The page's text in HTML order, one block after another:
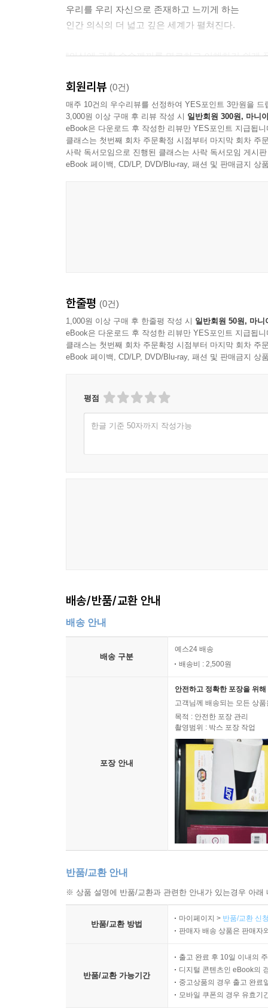
우리를 우리 자신으로 존재하고 느끼게 하는
인간 의식의 더 넓고 깊은 세계가 펼쳐진다.
“의식에 관한 수수께끼를 명료하고 이해하기 쉽게
최신 이론까지 접하기에 이른다. 두 저자가 의식
대화는 철학적으로 깊이가 있다. 더불어 즐겁게 읽
_데이비드 차머스, 호주국립대 의식연구소 전 소장
“의식 문제를 명쾌하게 다룬다. … 첫 장을 펼치자
_존 하일, 워싱턴대 세인트루이스·모내시대 교수
어떻게 지각하느냐에 달려 있다는 거야. 네 마
거라면, 냄새 자체는 같아. 하지만 우리가 냄새
지각하느냐는 객관적인 문제여야 한다고 봐. 그저
뭐래도 영원한 영혼의 존재를 믿”는다고 말하
나타내고, 감정을 품는 뇌(마음)도 함께 썩었을
문제를 본격적인 철학 논의로 끌어오며 그 유명
결정하는가는 또 다른 문제다. 영혼이 존재한다
명저로 꼽히는 『인간 본성에 관한 논고』, 보헤
누스에 이어 등장한 인물은 과학도서관에서 온
디프블루는 인류 역사상 최고의 체스 선수인
대상이라고 여겨져왔다. 심지어 마음은 물리적
과학적으로 증명되고 설명될 수 있다는 사실도 어
과학이 마음이 작동하는 방식 혹은 의식과정, 나
벨라에게 포넨스는 또 다른 의식 개념이 있음을
컴퓨터가 뭐라도 느끼긴 할까? 자기 점검을 포
현상이 추가된 것은 아니라는 벨라에게 포넨스는
어떤 느낌일까?」에서 제시한 반향정위 개념 등을
1. 어떻게 주관적으로 보이는 현상적 속성이 사실
2. 우리에겐 그런 틀이 없다.
3. 그러므로, 우리는 물리주의가 어떻게 참일 수 있
네이글의 논증에 따르면 과학은 물리주의가 참
사례로서 가상의 인물 ‘메리’를 끌어온다. 평생
나와 난생처음 빨간 장미를 본다면, 물리적 진리
말할 수 있을까? 지식 논증은 이를 그럴듯하게 설
회원리뷰 (0건)
매주 10건의 우수리뷰를 선정하여 YES포인트 3만원을 드
3,000원 이상 구매 후 리뷰 작성 시 일반회원 300원, 마니
eBook은 다운로드 후 작성한 리뷰만 YES포인트 지급됩니
클래스는 첫번째 회차 주문확정 시점부터 마지막 회차 주
사락 독서모임으로 진행된 클래스는 사락 독서모임 게시
eBook 페이백, CD/LP, DVD/Blu-ray, 패션 및 판매금지 상
한줄평 (0건)
1,000원 이상 구매 후 한줄평 작성 시 일반회원 50원, 마니
eBook은 다운로드 후 작성한 리뷰만 YES포인트 지급됩니
클래스는 첫번째 회차 주문확정 시점부터 마지막 회차 주
eBook 페이백, CD/LP, DVD/Blu-ray, 패션 및 판매금지 상
평점
한글 기준 50자까지 작성가능
배송/반품/교환 안내
배송 안내
배송 구분
예스24 배송
배송비 : 2,500원
포장 안내
안전하고 정확한 포장을 위
고객님께 배송되는 모든 상
목적 : 안전한 포장 관리
촬영범위 : 박스 포장 작업
반품/교환 안내
※ 상품 설명에 반품/교환과 관련한 안내가 있는경우 아
반품/교환 방법
마이페이지 > 반품/교환 신
판매자 배송 상품은 판매자
반품/교환 가능기간
출고 완료 후 10일 이내의
디지털 콘텐츠인 eBook의
중고상품의 경우 출고 완료
모바일 쿠폰의 경우 유효기